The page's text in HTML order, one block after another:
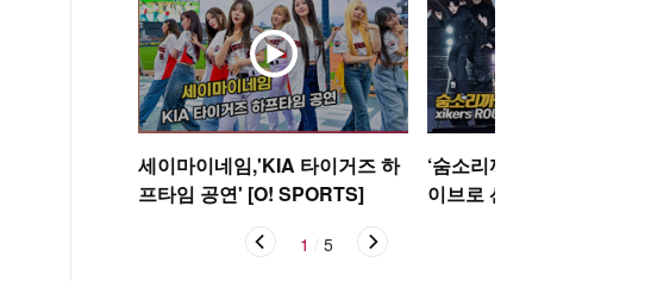
세이마이네임,'KIA 타이거즈 하
프타임 공연' [O! SPORTS]
‘숨소리까지 들려’ 싸이커
이브로 선보이는 신곡
1 5